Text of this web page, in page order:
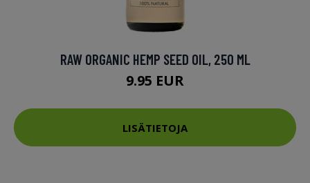
RAW ORGANIC HEMP SEED OIL, 250 ML
9.95 EUR
LISÄTIETOJA